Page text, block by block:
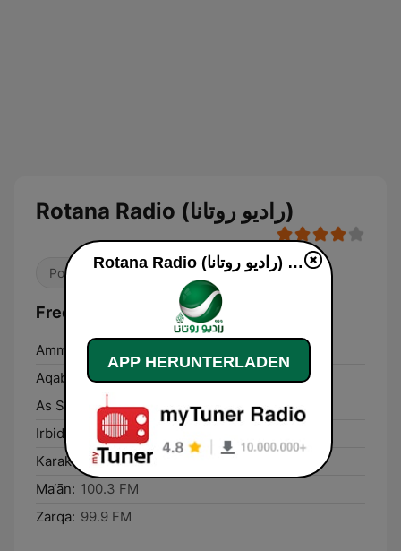
Rotana Radio (راديو روتانا)
Pop / Top 40 Weltmusik
Amman:
Aqaba:
100.1 FM
As Salţ:
90.5 FM
Irbid:
90.5 FM
Karak City: 100.3 FM
Ma‘ān: 100.3 FM
Zarqa: 99.9 FM
Rotana Radio (راديو روتانا) live
APP HERUNTERLADEN